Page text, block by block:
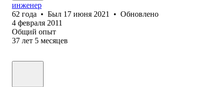
инженер
62 года • Был 17 июня 2021 • Обновлено
4 февраля 2011
Общий опыт
37 лет 5 месяцев